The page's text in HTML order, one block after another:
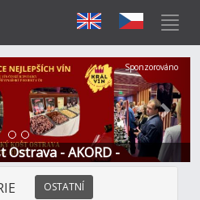
Ostrava - AKORD -
Další
Sponzorováno
OSTATNÍ